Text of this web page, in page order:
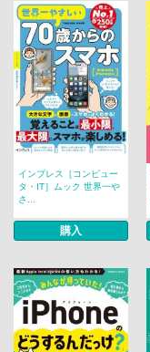
インプレス［コンピュー
タ・IT］ムック 世界一や
さ...
購入